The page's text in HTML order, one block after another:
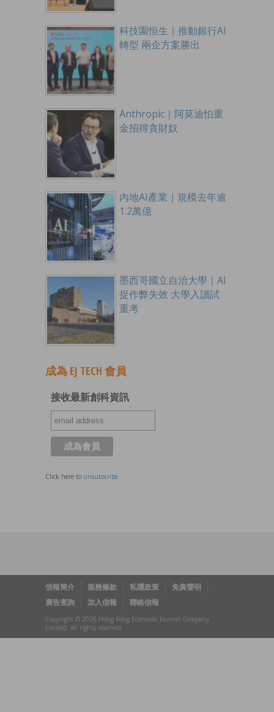
科技園恒生｜推動銀行AI
轉型 兩企方案勝出
Anthropic｜阿莫迪怕重
金招得貪財奴
內地AI產業｜規模去年逾
1.2萬億
墨西哥國立自治大學｜AI
捉作弊失效 大學入讀試
重考
成為 EJ TECH 會員
接收最新創科資訊
Click here to unsubscribe
信報簡介 服務條款 私隱政策
免責聲明
廣告查詢
加入信報 聯絡信報
Copyright © 2026 Hong Kong Economic Journal Company
Limited. All rights reserved.